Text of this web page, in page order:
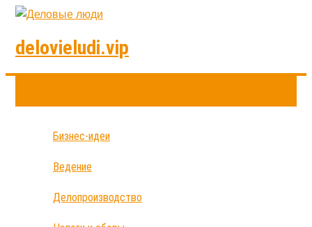
delovieludi.vip
Бизнес-идеи
Ведение
Делопроизводство